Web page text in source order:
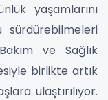
yaşamlarını
sürdürebilmeleri
ve Sağlık
birlikte artık
ulaştırılıyor.